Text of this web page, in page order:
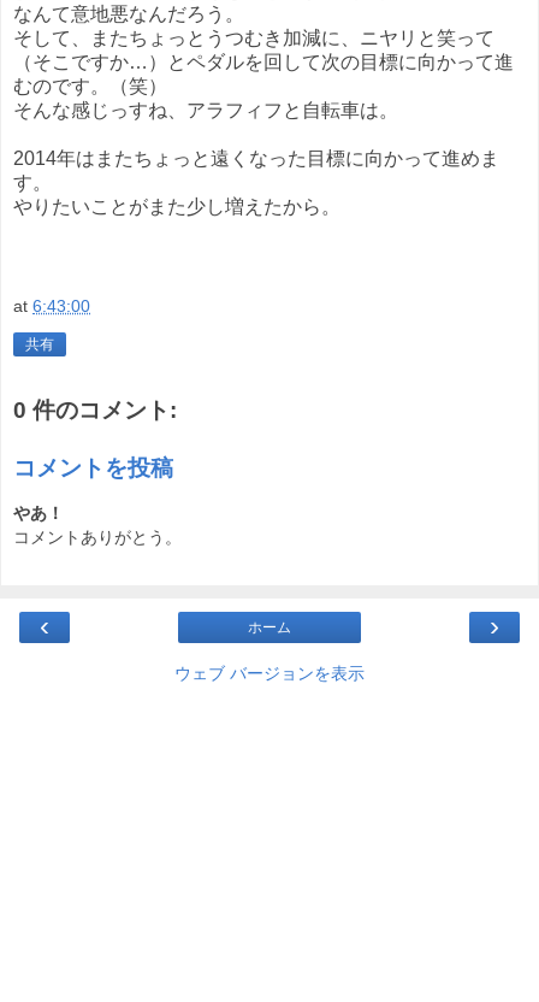
なんて意地悪なんだろう。
そして、またちょっとうつむき加減に、ニヤリと笑って
（そこですか…）とペダルを回して次の目標に向かって進
むのです。（笑）
そんな感じっすね、アラフィフと自転車は。
2014年はまたちょっと遠くなった目標に向かって進めま
す。
やりたいことがまた少し増えたから。
at 6:43:00
共有
0 件のコメント:
コメントを投稿
やあ！
コメントありがとう。
‹ ›
ホーム
ウェブ バージョンを表示